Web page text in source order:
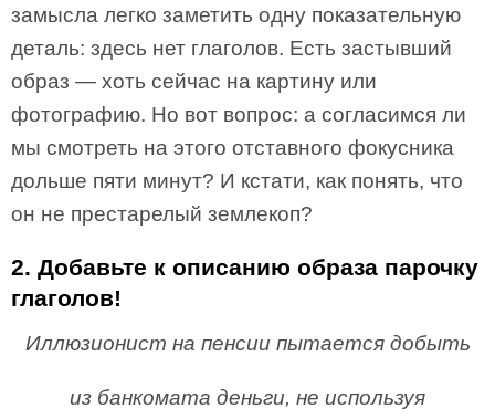
замысла легко заметить одну показательную
деталь: здесь нет глаголов. Есть застывший
образ — хоть сейчас на картину или
фотографию. Но вот вопрос: а согласимся ли
мы смотреть на этого отставного фокусника
дольше пяти минут? И кстати, как понять, что
он не престарелый землекоп?
2. Добавьте к описанию образа парочку
глаголов!
Иллюзионист на пенсии пытается добыть
из банкомата деньги, не используя